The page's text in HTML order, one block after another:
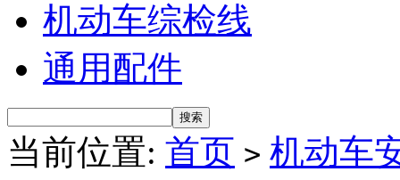
机动车综检线
通用配件
当前位置: 首页 > 机动车